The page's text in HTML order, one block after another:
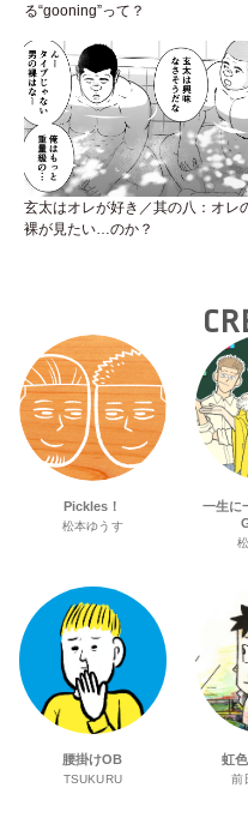
る“gooning”って？
玄太はオレが好き／其の八：オレ
裸が見たい…のか？
Pickles！
松本ゆうす
一生に
腰掛けOB
TSUKURU
虹
前